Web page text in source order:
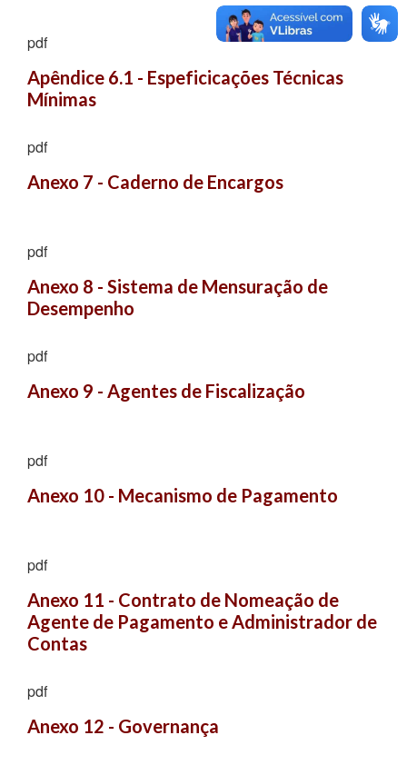
pdf
Apêndice 6.1 - Espeficicações Técnicas
Mínimas
pdf
Anexo 7 - Caderno de Encargos
pdf
Anexo 8 - Sistema de Mensuração de
Desempenho
pdf
Anexo 9 - Agentes de Fiscalização
pdf
Anexo 10 - Mecanismo de Pagamento
pdf
Anexo 11 - Contrato de Nomeação de
Agente de Pagamento e Administrador de
Contas
pdf
Anexo 12 - Governança